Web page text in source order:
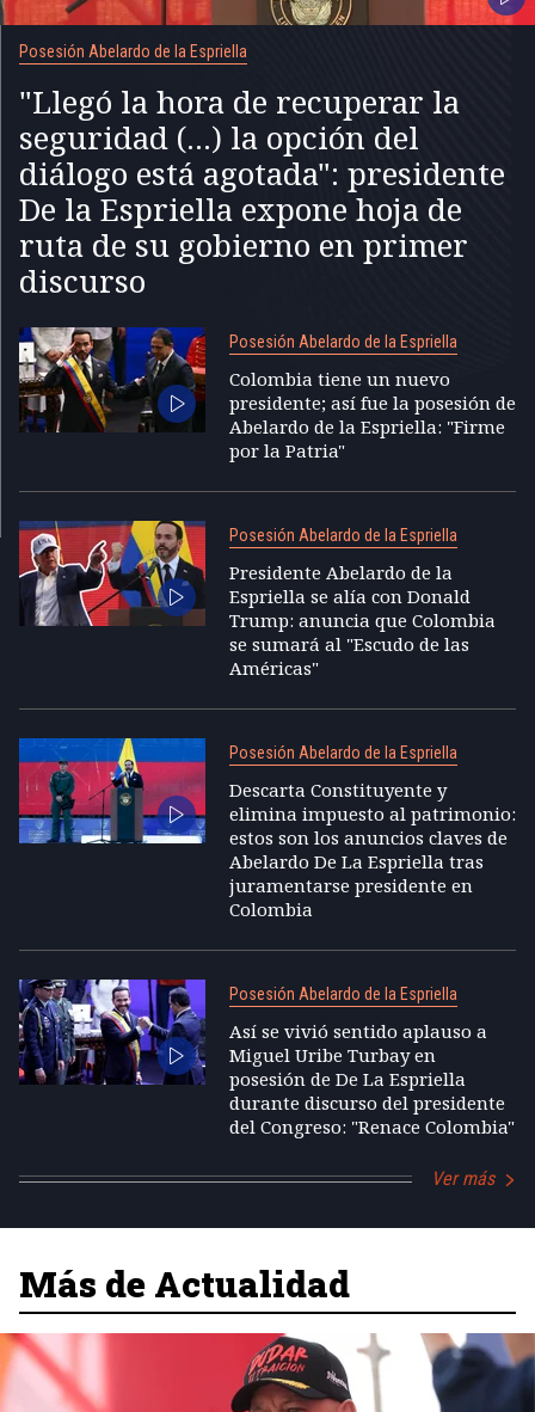
Posesión Abelardo de la Espriella
"Llegó la hora de recuperar la
seguridad (...) la opción del
diálogo está agotada": presidente
De la Espriella expone hoja de
ruta de su gobierno en primer
discurso
Posesión Abelardo de la Espriella
Colombia tiene un nuevo
presidente; así fue la posesión de
Abelardo de la Espriella: "Firme
por la Patria"
Posesión Abelardo de la Espriella
Presidente Abelardo de la
Espriella se alía con Donald
Trump: anuncia que Colombia
se sumará al "Escudo de las
Américas"
Posesión Abelardo de la Espriella
Descarta Constituyente y
elimina impuesto al patrimonio:
estos son los anuncios claves de
Abelardo De La Espriella tras
juramentarse presidente en
Colombia
Posesión Abelardo de la Espriella
Así se vivió sentido aplauso a
Miguel Uribe Turbay en
posesión de De La Espriella
durante discurso del presidente
del Congreso: "Renace Colombia"
Ver más
Más de Actualidad